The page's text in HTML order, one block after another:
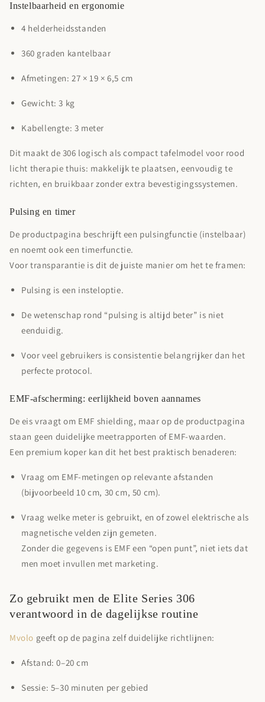
Instelbaarheid en ergonomie
4 helderheidsstanden
360 graden kantelbaar
Afmetingen: 27 × 19 × 6,5 cm
Gewicht: 3 kg
Kabellengte: 3 meter
Dit maakt de 306 logisch als compact tafelmodel voor rood
licht therapie thuis: makkelijk te plaatsen, eenvoudig te
richten, en bruikbaar zonder extra bevestigingssystemen.
Pulsing en timer
De productpagina beschrijft een pulsingfunctie (instelbaar)
en noemt ook eentimerfunctie.
Voor transparantie is dit de juiste manier om het te framen:
Pulsing is een insteloptie.
De wetenschap rond “pulsing is altijd beter” is niet
eenduidig.
Voor veel gebruikers is consistentie belangrijker dan het
perfecte protocol.
EMF-afscherming: eerlijkheid boven aannames
De eis vraagt om EMF shielding, maar op de productpagina
staan geen duidelijke meetrapporten of EMF-waarden.
Een premium koper kan dit het best praktisch benaderen:
Vraag om EMF-metingen op relevante afstanden
(bijvoorbeeld 10 cm, 30 cm, 50 cm).
Vraag welke meter is gebruikt, en of zowel elektrische als
magnetische velden zijn gemeten.
Zonder die gegevens is EMF een “open punt”, niet iets dat
men moet invullen met marketing.
Zo gebruikt men de Elite Series 306
verantwoord in de dagelijkse routine
Mvolo geeft op de pagina zelf duidelijke richtlijnen:
Afstand: 0–20 cm
Sessie: 5–30 minuten per gebied